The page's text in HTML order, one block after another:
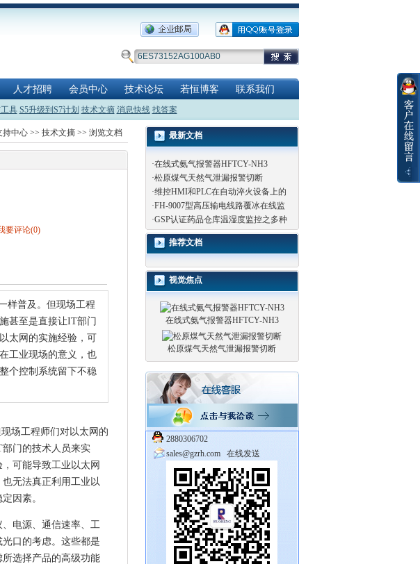
人才招聘 会员中心 技术论坛 若恒博客 联系我们
具 S5升级到S7计划 技术文摘 消息快线 找答案
持中心>> 技术文摘>> 浏览文档
要评论(0)
样普及。但现场工程
甚至是直接让IT部门
太网的实施经验，可
工业现场的意义，也
个控制系统留下不稳
场工程师们对以太网的
门的技术人员来实
可能导致工业以太网
无法真正利用工业以
因素。
电源、通信速率、工
口的考虑。这些都是
选择产品的高级功能
最新文档
·在线式氨气报警器HFTCY-NH3
·松原煤气天然气泄漏报警切断
·维控HMI和PLC在自动淬火设备上的
·FH-9007型高压输电线路覆冰在线监
·GSP认证药品仓库温湿度监控之多种
推荐文档
视觉焦点
在线式氨气报警器HFTCY-NH3
松原煤气天然气泄漏报警切断
2880306702
sales@gzrh.com
在线发送